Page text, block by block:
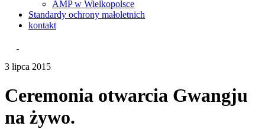
AMP w Wielkopolsce
Standardy ochrony małoletnich
kontakt
3 lipca 2015
Ceremonia otwarcia Gwangju
na żywo.